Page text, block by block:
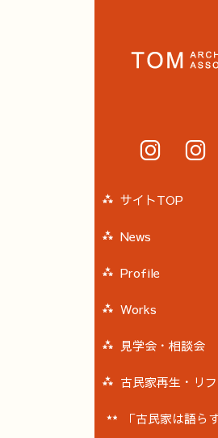
サイトTOP
News
Profile
Works
見学会・相談会
古民家再生・リ
「古民家は語ら